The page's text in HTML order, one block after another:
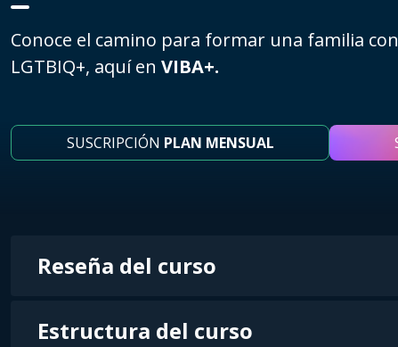
Conoce el camino para formar una familia
LGTBIQ+, aquí en VIBA+.
SUSCRIPCIÓN PLAN MENSUAL
Reseña del curso
Estructura del curso